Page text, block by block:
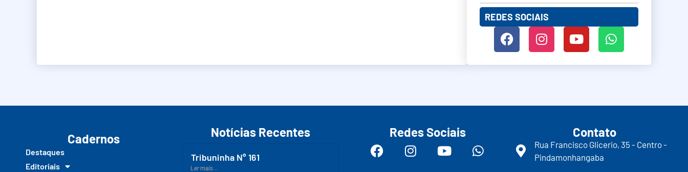
REDES SOCIAIS
Cadernos
Destaques
Editoriais
Notícias Recentes
Tribuninha N° 161
Ler mais...
Redes Sociais Contato
Rua Francisco Glicerio, 35 - Centro -
Pindamonhangaba